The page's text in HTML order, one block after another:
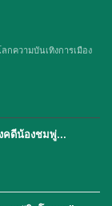
กความบันเทิงการเมือง
งคดีน้องชมพู่…